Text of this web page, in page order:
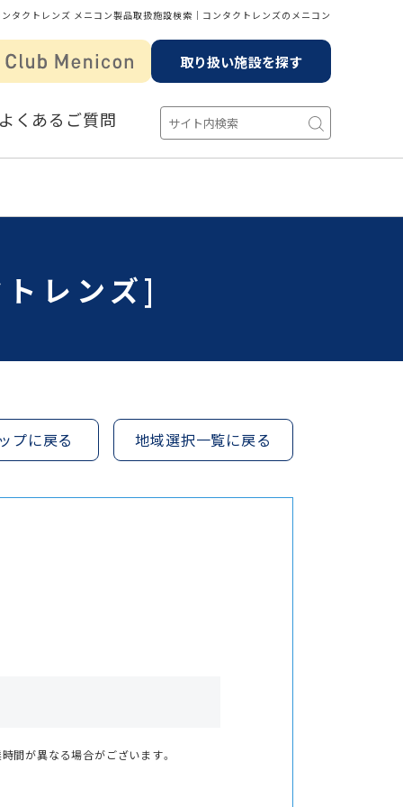
タクトレンズ メニコン製品取扱施設検索│コンタクトレンズのメニコン
取り扱い施設を探す
よくあるご質問
レンズ]
プに戻る 地域選択一覧に戻る
間が異なる場合がございます。